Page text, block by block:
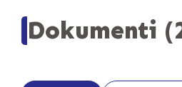
Dokumenti